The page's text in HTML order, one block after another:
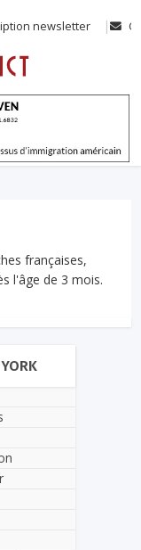
newsletter
françaises,
l'âge de 3 mois.